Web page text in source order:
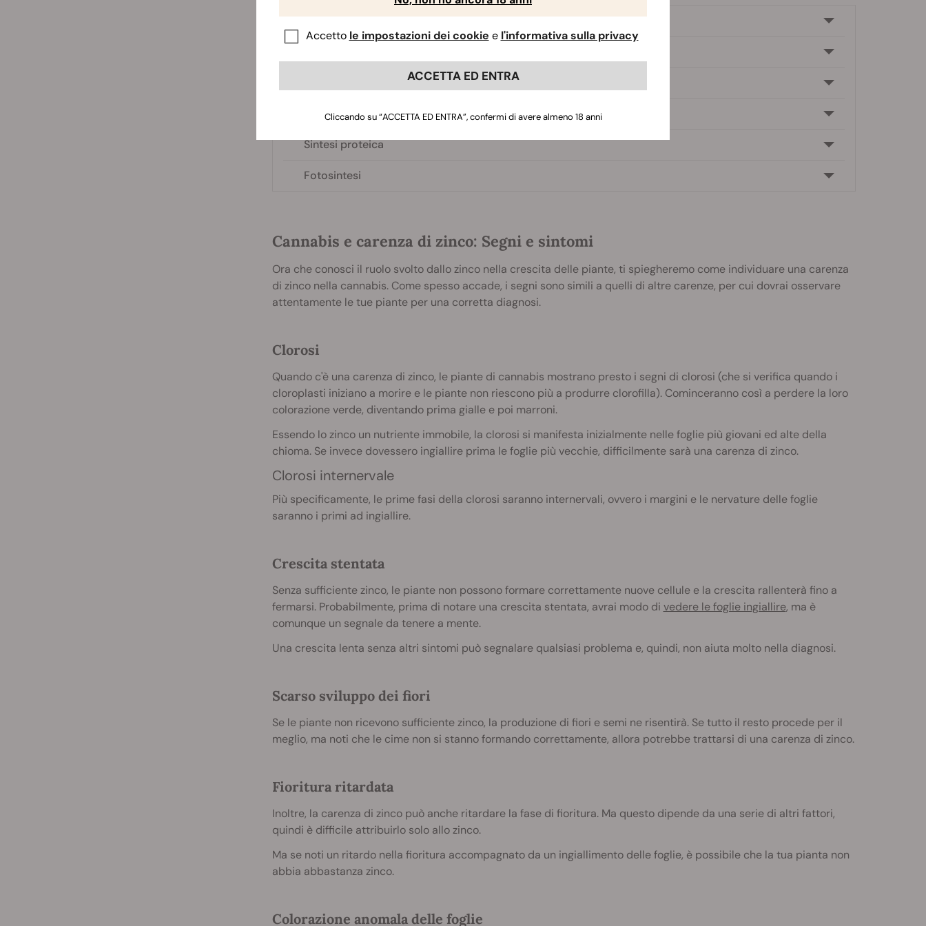
Attivazione degli enzimi
Resistenza a parassiti e malattie
Sviluppo di fiori e semi
Sintesi proteica
Fotosintesi
Cannabis e carenza di zinco: Segni e sintomi
Ora che conosci il ruolo svolto dallo zinco nella crescita delle piante, ti spiegheremo come individuare una carenza
di zinco nella cannabis. Come spesso accade, i segni sono simili a quelli di altre carenze, per cui dovrai osservare
attentamente le tue piante per una corretta diagnosi.
Clorosi
Quando c'è una carenza di zinco, le piante di cannabis mostrano presto i segni di clorosi (che si verifica quando i
cloroplasti iniziano a morire e le piante non riescono più a produrre clorofilla). Cominceranno così a perdere la loro
colorazione verde, diventando prima gialle e poi marroni.
Essendo lo zinco un nutriente immobile, la clorosi si manifesta inizialmente nelle foglie più giovani ed alte della
chioma. Se invece dovessero ingiallire prima le foglie più vecchie, difficilmente sarà una carenza di zinco.
Clorosi internervale
Più specificamente, le prime fasi della clorosi saranno internervali, ovvero i margini e le nervature delle foglie
saranno i primi ad ingiallire.
Crescita stentata
Senza sufficiente zinco, le piante non possono formare correttamente nuove cellule e la crescita rallenterà fino a
fermarsi. Probabilmente, prima di notare una crescita stentata, avrai modo di vedere le foglie ingiallire, ma è
comunque un segnale da tenere a mente.
Una crescita lenta senza altri sintomi può segnalare qualsiasi problema e, quindi, non aiuta molto nella diagnosi.
Scarso sviluppo dei fiori
Se le piante non ricevono sufficiente zinco, la produzione di fiori e semi ne risentirà. Se tutto il resto procede per il
meglio, ma noti che le cime non si stanno formando correttamente, allora potrebbe trattarsi di una carenza di zinco.
Fioritura ritardata
Inoltre, la carenza di zinco può anche ritardare la fase di fioritura. Ma questo dipende da una serie di altri fattori,
quindi è difficile attribuirlo solo allo zinco.
Ma se noti un ritardo nella fioritura accompagnato da un ingiallimento delle foglie, è possibile che la tua pianta non
abbia abbastanza zinco.
Colorazione anomala delle foglie
Accetto le impostazioni dei cookie e l'informativa sulla privacy
ACCETTA ED ENTRA
Cliccando su “ACCETTA ED ENTRA”, confermi di avere almeno 18 anni